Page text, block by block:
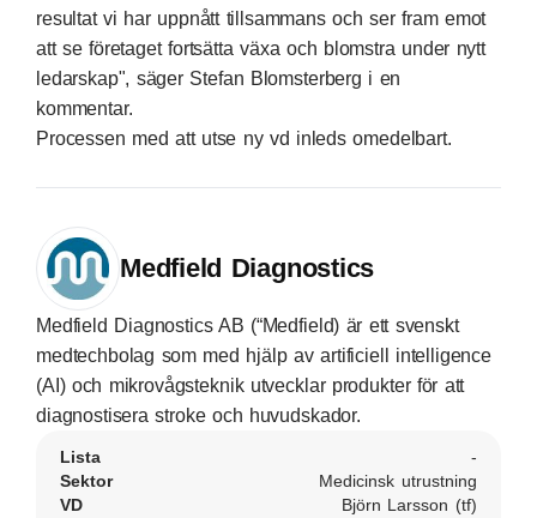
resultat vi har uppnått tillsammans och ser fram emot
att se företaget fortsätta växa och blomstra under nytt
ledarskap", säger Stefan Blomsterberg i en
kommentar.
Processen med att utse ny vd inleds omedelbart.
Medfield Diagnostics
Medfield Diagnostics AB (“Medfield) är ett svenskt
medtechbolag som med hjälp av artificiell intelligence
(AI) och mikrovågsteknik utvecklar produkter för att
diagnostisera stroke och huvudskador.
Lista
-
Sektor
Medicinsk utrustning
VD
Björn Larsson (tf)